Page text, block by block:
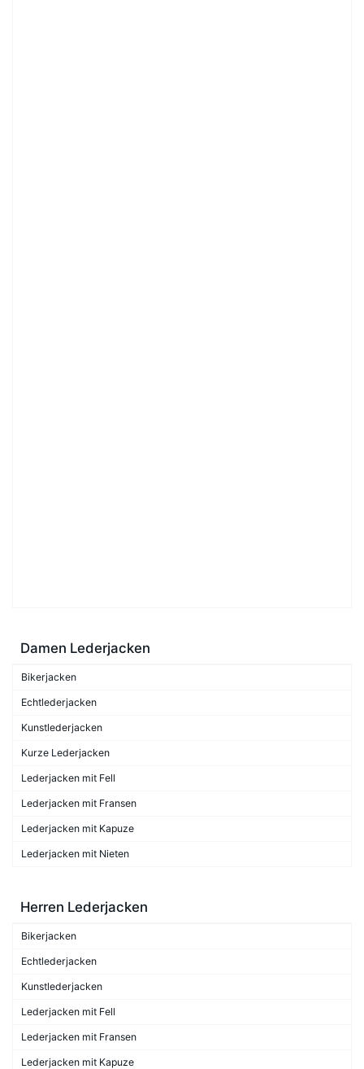
Damen Lederjacken
Bikerjacken
Echtlederjacken
Kunstlederjacken
Kurze Lederjacken
Lederjacken mit Fell
Lederjacken mit Fransen
Lederjacken mit Kapuze
Lederjacken mit Nieten
Herren Lederjacken
Bikerjacken
Echtlederjacken
Kunstlederjacken
Lederjacken mit Fell
Lederjacken mit Fransen
Lederjacken mit Kapuze